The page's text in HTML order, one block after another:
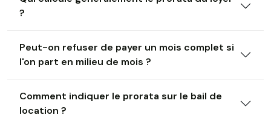
?
Peut-on refuser de payer un mois complet si
l'on part en milieu de mois ?
Comment indiquer le prorata sur le bail de
location ?